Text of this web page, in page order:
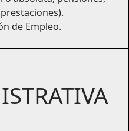
de Empleo.